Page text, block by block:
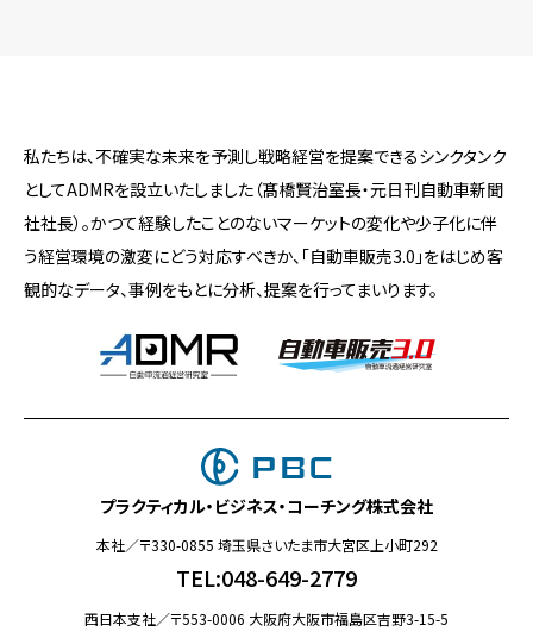
私たちは、不確実な未来を予測し戦略経営を提案できるシンクタンク
としてADMRを設立いたしました（髙橋賢治室長・元日刊自動車新聞
社社長）。かつて経験したことのないマーケットの変化や少子化に伴
う経営環境の激変にどう対応すべきか、「自動車販売3.0」をはじめ客
観的なデータ、事例をもとに分析、提案を行ってまいります。
プラクティカル・ビジネス・コーチング株式会社
本社／〒330-0855 埼玉県さいたま市大宮区上小町292
TEL:048-649-2779
西日本支社／〒553-0006 大阪府大阪市福島区吉野3-15-5